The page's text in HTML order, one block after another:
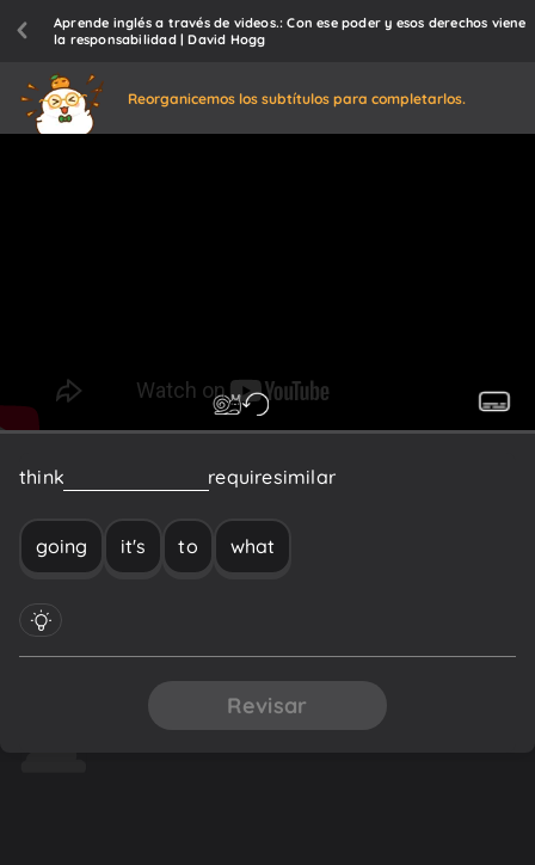
Aprende inglés a través de videos.: Con ese poder y esos derechos viene
la responsabilidad | David Hogg
Reorganicemos los subtítulos para completarlos.
think requiresimilar
going it's to what
Revisar